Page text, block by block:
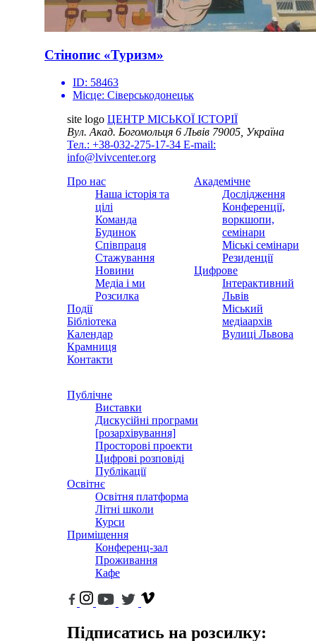
Стінопис «Туризм»
ID: 58463
Місце: Сіверськодонецьк
site logo ЦЕНТР МІСЬКОЇ ІСТОРІЇ
Вул. Акад. Богомольця 6Львів 79005, Україна
Тел.: +38-032-275-17-34 E-mail:
info@lvivcenter.org
Про нас
Наша історія та
цілі
Команда
Будинок
Співпраця
Стажування
Новини
Медіа і ми
Розсилка
Події
Бібліотека
Календар
Крамниця
Контакти
Академічне
Дослідження
Конференції,
воркшопи,
семінари
Міські семінари
Резиденції
Цифрове
Інтерактивний
Львів
Міський
медіаархів
Вулиці Львова
Публічне
Виставки
Дискусійні програми
[розархівування]
Просторові проекти
Цифрові розповіді
Публікації
Освітнє
Освітня платформа
Літні школи
Курси
Приміщення
Конференц-зал
Проживання
Кафе
Підписатись на розсилку: